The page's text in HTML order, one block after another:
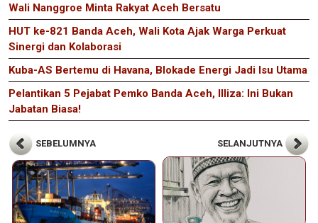
Wali Nanggroe Minta Rakyat Aceh Bersatu
HUT ke-821 Banda Aceh, Wali Kota Ajak Warga Perkuat
Sinergi dan Kolaborasi
Kuba-AS Bertemu di Havana, Blokade Energi Jadi Isu Utama
Pelantikan 5 Pejabat Pemko Banda Aceh, Illiza: Ini Bukan
Jabatan Biasa!
SEBELUMNYA SELANJUTNYA